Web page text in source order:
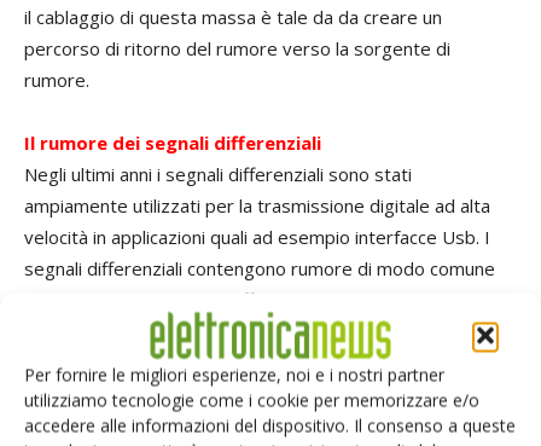
Per fornire le migliori esperienze, noi e i nostri partner
utilizziamo tecnologie come i cookie per memorizzare e/o
accedere alle informazioni del dispositivo. Il consenso a queste
il cablaggio di questa massa è tale da da creare un
percorso di ritorno del rumore verso la sorgente di
rumore.
Il rumore dei segnali differenziali
Negli ultimi anni i segnali differenziali sono stati
ampiamente utilizzati per la trasmissione digitale ad alta
velocità in applicazioni quali ad esempio interfacce Usb. I
segnali differenziali contengono rumore di modo comune
che risulta leggermente differente da quello spiegato
finora. Un segnale differenziale prevede l'uso di un segnale
in opposizione di fase su ciascuna linea della coppia di
conduttori e la ricezione del segnale sotto forma di
tensione di linea sul lato ricevitore. Nel caso le due correnti